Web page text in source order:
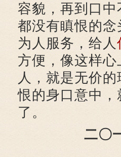
容貌，再到口
都没有瞋恨的
为人服务，给人
方便，像这样
人，就是无价
恨的身口意中
了。
二〇